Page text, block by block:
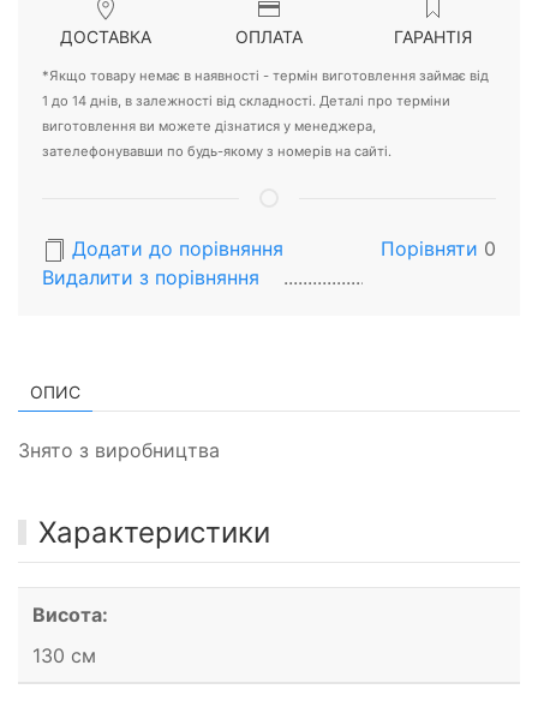
ДОСТАВКА ОПЛАТА ГАРАНТІЯ
*Якщо товару немає в наявності - термін виготовлення займає від
1 до 14 днів, в залежності від складності. Деталі про терміни
виготовлення ви можете дізнатися у менеджера,
зателефонувавши по будь-якому з номерів на сайті.
Додати до порівняння
Видалити з порiвняння
Порівняти 0
ОПИС
Знято з виробництва
Характеристики
Висота:
130 см